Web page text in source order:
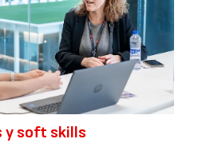
y soft skills